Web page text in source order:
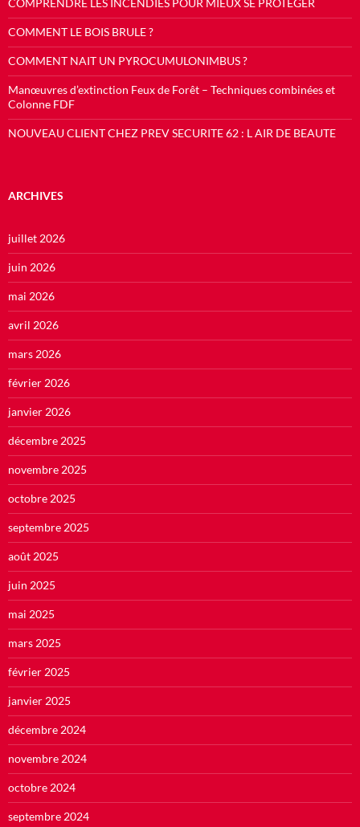
COMPRENDRE LES INCENDIES POUR MIEUX SE PROTEGER
COMMENT LE BOIS BRULE ?
COMMENT NAIT UN PYROCUMULONIMBUS ?
Manœuvres d’extinction Feux de Forêt – Techniques combinées et
Colonne FDF
NOUVEAU CLIENT CHEZ PREV SECURITE 62 : L AIR DE BEAUTE
ARCHIVES
juillet 2026
juin 2026
mai 2026
avril 2026
mars 2026
février 2026
janvier 2026
décembre 2025
novembre 2025
octobre 2025
septembre 2025
août 2025
juin 2025
mai 2025
mars 2025
février 2025
janvier 2025
décembre 2024
novembre 2024
octobre 2024
septembre 2024